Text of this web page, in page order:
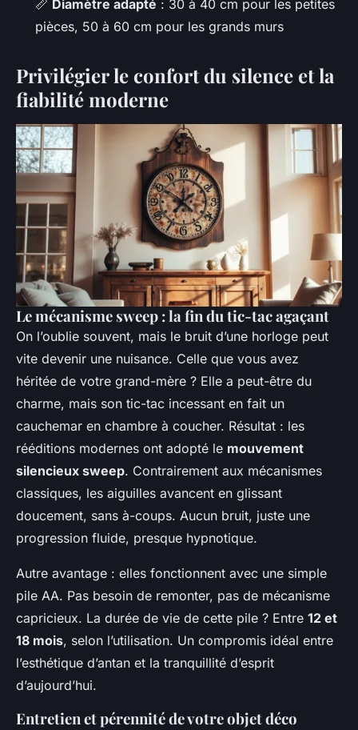
📏 Diamètre adapté : 30 à 40 cm pour les petites
pièces, 50 à 60 cm pour les grands murs
Privilégier le confort du silence et la
fiabilité moderne
Le mécanisme sweep : la fin du tic-tac agaçant
On l’oublie souvent, mais le bruit d’une horloge peut
vite devenir une nuisance. Celle que vous avez
héritée de votre grand-mère ? Elle a peut-être du
charme, mais son tic-tac incessant en fait un
cauchemar en chambre à coucher. Résultat : les
rééditions modernes ont adopté le mouvement
silencieux sweep. Contrairement aux mécanismes
classiques, les aiguilles avancent en glissant
doucement, sans à-coups. Aucun bruit, juste une
progression fluide, presque hypnotique.
Autre avantage : elles fonctionnent avec une simple
pile AA. Pas besoin de remonter, pas de mécanisme
capricieux. La durée de vie de cette pile ? Entre 12 et
18 mois, selon l’utilisation. Un compromis idéal entre
l’esthétique d’antan et la tranquillité d’esprit
d’aujourd’hui.
Entretien et pérennité de votre objet déco